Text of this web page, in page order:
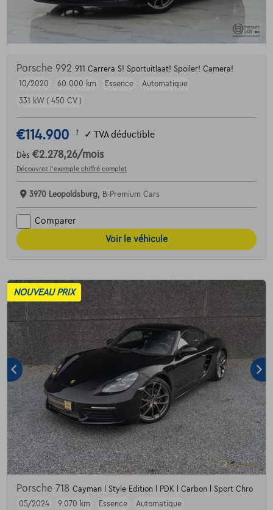
Porsche 992 911 Carrera S! Sportuitlaat! Spoiler! Camera!
10/2020
60.000 km Essence
Automatique
331 kW ( 450 CV )
€114.900 1 ✓ TVA déductible
Dès €2.278,26/mois
Découvrez l’exemple chiffré complet
3970 Leopoldsburg, B-Premium Cars
Comparer
Voir le véhicule
NOUVEAU PRIX
Porsche 718 Cayman l Style Edition l PDK l Carbon l Sport Chro
05/2024
9.070 km Essence
Automatique